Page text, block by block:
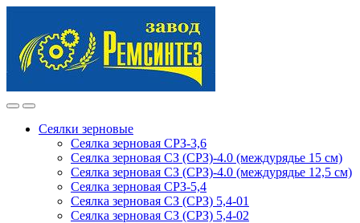
navigation
content
Сеялки зерновые
Сеялка зерновая СРЗ-3,6
Сеялка зерновая СЗ (СРЗ)-4.0 (междурядье 15 см)
Сеялка зерновая СЗ (СРЗ)-4.0 (междурядье 12,5 см)
Сеялка зерновая СРЗ-5,4
Сеялка зерновая СЗ (СРЗ) 5,4-01
Сеялка зерновая СЗ (СРЗ) 5,4-02